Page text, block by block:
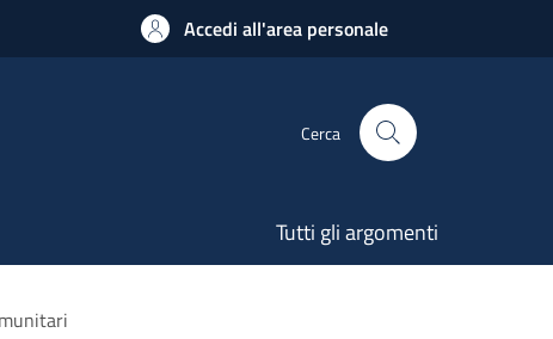
Accedi all'area personale
Cerca
Tutti gli argomenti